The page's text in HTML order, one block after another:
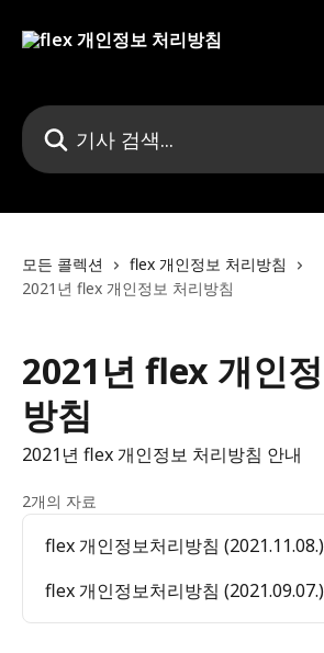
기사 검색...
모든 콜렉션
flex 개인정보 처리방침
2021년 flex 개인정보 처리방침
2021년 flex 개인
방침
2021년 flex 개인정보 처리방침 안내
2개의 자료
flex 개인정보처리방침 (2021.11.08.)
flex 개인정보처리방침 (2021.09.07.)